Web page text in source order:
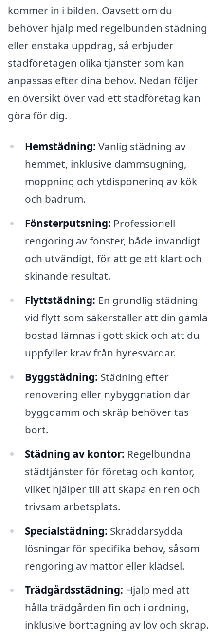
kommer in i bilden. Oavsett om du
behöver hjälp med regelbunden städning
eller enstaka uppdrag, så erbjuder
städföretagen olika tjänster som kan
anpassas efter dina behov. Nedan följer
en översikt över vad ett städföretag kan
göra för dig.
Hemstädning: Vanlig städning av
hemmet, inklusive dammsugning,
moppning och ytdisponering av kök
och badrum.
Fönsterputsning: Professionell
rengöring av fönster, både invändigt
och utvändigt, för att ge ett klart och
skinande resultat.
Flyttstädning: En grundlig städning
vid flytt som säkerställer att din gamla
bostad lämnas i gott skick och att du
uppfyller krav från hyresvärdar.
Byggstädning: Städning efter
renovering eller nybyggnation där
byggdamm och skräp behöver tas
bort.
Städning av kontor: Regelbundna
städtjänster för företag och kontor,
vilket hjälper till att skapa en ren och
trivsam arbetsplats.
Specialstädning: Skräddarsydda
lösningar för specifika behov, såsom
rengöring av mattor eller klädsel.
Trädgårdsstädning: Hjälp med att
hålla trädgården fin och i ordning,
inklusive borttagning av löv och skräp.